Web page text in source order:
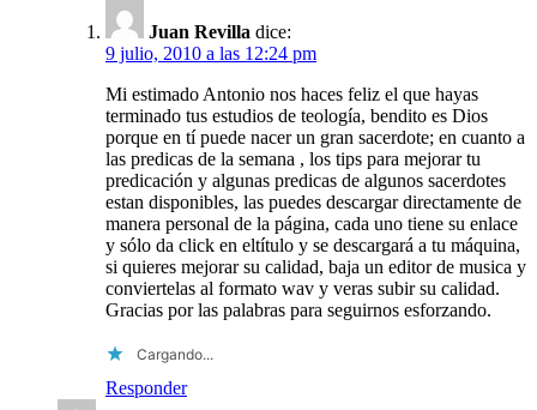
Juan Revilla dice:
9 julio, 2010 a las 12:24 pm
Mi estimado Antonio nos haces feliz el que hayas
terminado tus estudios de teología, bendito es Dios
porque en tí puede nacer un gran sacerdote; en cuanto a
las predicas de la semana , los tips para mejorar tu
predicación y algunas predicas de algunos sacerdotes
estan disponibles, las puedes descargar directamente de
manera personal de la página, cada uno tiene su enlace
y sólo da click en eltítulo y se descargará a tu máquina,
si quieres mejorar su calidad, baja un editor de musica y
conviertelas al formato wav y veras subir su calidad.
Gracias por las palabras para seguirnos esforzando.
Cargando...
Responder